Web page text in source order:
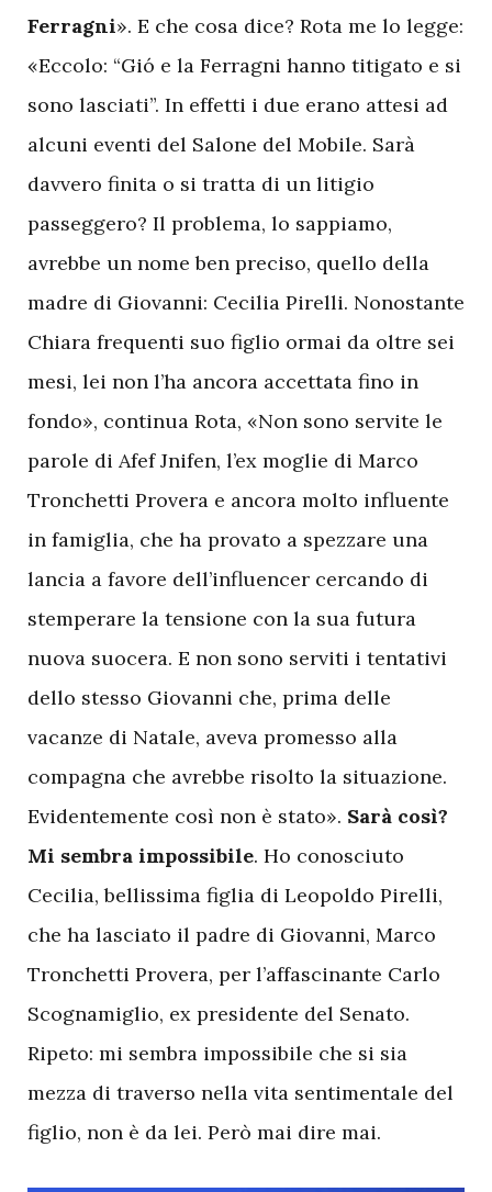
Ferragni». E che cosa dice? Rota me lo legge:
«Eccolo: “Gió e la Ferragni hanno titigato e si
sono lasciati”. In effetti i due erano attesi ad
alcuni eventi del Salone del Mobile. Sarà
davvero finita o si tratta di un litigio
passeggero? Il problema, lo sappiamo,
avrebbe un nome ben preciso, quello della
madre di Giovanni: Cecilia Pirelli. Nonostante
Chiara frequenti suo figlio ormai da oltre sei
mesi, lei non l’ha ancora accettata fino in
fondo», continua Rota, «Non sono servite le
parole di Afef Jnifen, l’ex moglie di Marco
Tronchetti Provera e ancora molto influente
in famiglia, che ha provato a spezzare una
lancia a favore dell’influencer cercando di
stemperare la tensione con la sua futura
nuova suocera. E non sono serviti i tentativi
dello stesso Giovanni che, prima delle
vacanze di Natale, aveva promesso alla
compagna che avrebbe risolto la situazione.
Evidentemente così non è stato». Sarà così?
Mi sembra impossibile. Ho conosciuto
Cecilia, bellissima figlia di Leopoldo Pirelli,
che ha lasciato il padre di Giovanni, Marco
Tronchetti Provera, per l’affascinante Carlo
Scognamiglio, ex presidente del Senato.
Ripeto: mi sembra impossibile che si sia
mezza di traverso nella vita sentimentale del
figlio, non è da lei. Però mai dire mai.